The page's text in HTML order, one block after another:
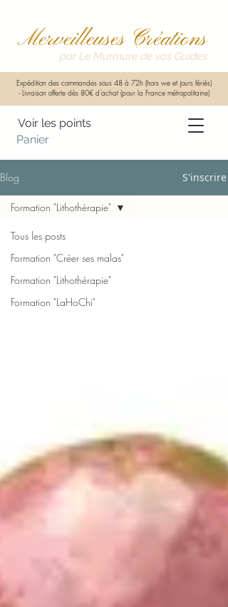
Merveilleuses Créations
Panier
Expédition des commandes sous 48 à 72h (hors we et jours fériés)
- Livraison offerte dès 80€ d'achat (pour la France métropolitaine)
par Le Murmure de vos Guides
Voir les points
Blog S'inscrire
Tous les posts
Formation "Créer ses malas"
Formation "Lithothérapie"
Formation "LaHoChi"
Formation "Lithothérapie"